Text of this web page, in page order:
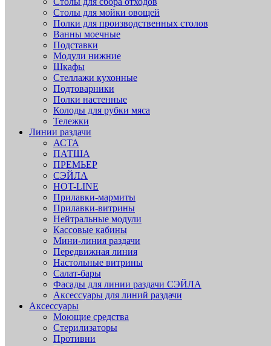
Столы для мойки овощей
Полки для производственных столов
Ванны моечные
Подставки
Модули нижние
Шкафы
Стеллажи кухонные
Подтоварники
Полки настенные
Колоды для рубки мяса
Тележки
Линии раздачи
АСТА
ПАТША
ПРЕМЬЕР
СЭЙЛА
HOT-LINE
Прилавки-мармиты
Прилавки-витрины
Нейтральные модули
Кассовые кабины
Мини-линия раздачи
Передвижная линия
Настольные витрины
Салат-бары
Фасады для линии раздачи СЭЙЛА
Аксессуары для линий раздачи
Аксессуары
Моющие средства
Стерилизаторы
Противни